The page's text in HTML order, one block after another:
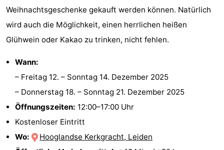
Őffentliche
Schiphol
Eindhoven
Parken
Tipps
Weihnachtsgeschenke gekauft werden können. Natürlich
wird auch die Möglichkeit, einen herrlichen heißen
Glühwein oder Kakao zu trinken, nicht fehlen.
Wann:
– Freitag 12. – Sonntag 14. Dezember 2025
– Donnerstag 18. – Sonntag 21. Dezember 2025
Öffnungszeiten: 12:00–17:00 Uhr
Kostenloser Eintritt
Wo:
Hooglandse Kerkgracht, Leiden